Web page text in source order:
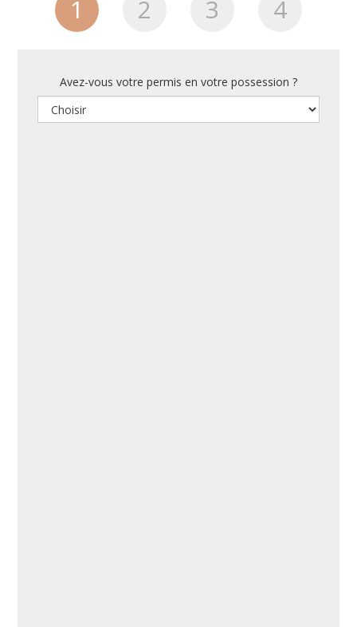
1 2 3 4
Avez-vous votre permis en votre possession ?